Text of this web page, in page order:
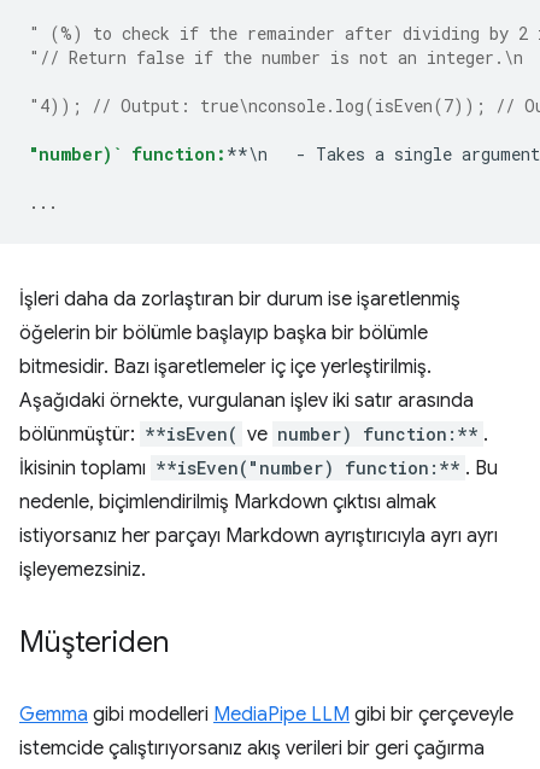
" (%) to check if the remainder after dividing by
"// Return false if the number is not an integer.\n
"4)); // Output: true\nconsole.log(isEven(7)); //
"number)` function: **\n   - Takes a single
...
İşleri daha da zorlaştıran bir durum ise işaretlenmiş
öğelerin bir bölümle başlayıp başka bir bölümle
bitmesidir. Bazı işaretlemeler iç içe yerleştirilmiş.
Aşağıdaki örnekte, vurgulanan işlev iki satır arasında
bölünmüştür: **isEven( ve number) function:** .
İkisinin toplamı **isEven("number) function:** . Bu
nedenle, biçimlendirilmiş Markdown çıktısı almak
istiyorsanız her parçayı Markdown ayrıştırıcıyla ayrı ayrı
işleyemezsiniz.
Müşteriden
Gemma gibi modelleri MediaPipe LLM gibi bir çerçeveyle
istemcide çalıştırıyorsanız akış verileri bir geri çağırma